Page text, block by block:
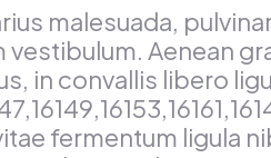
malesuada,
Aenean
in convallis libero
fermentum ligula